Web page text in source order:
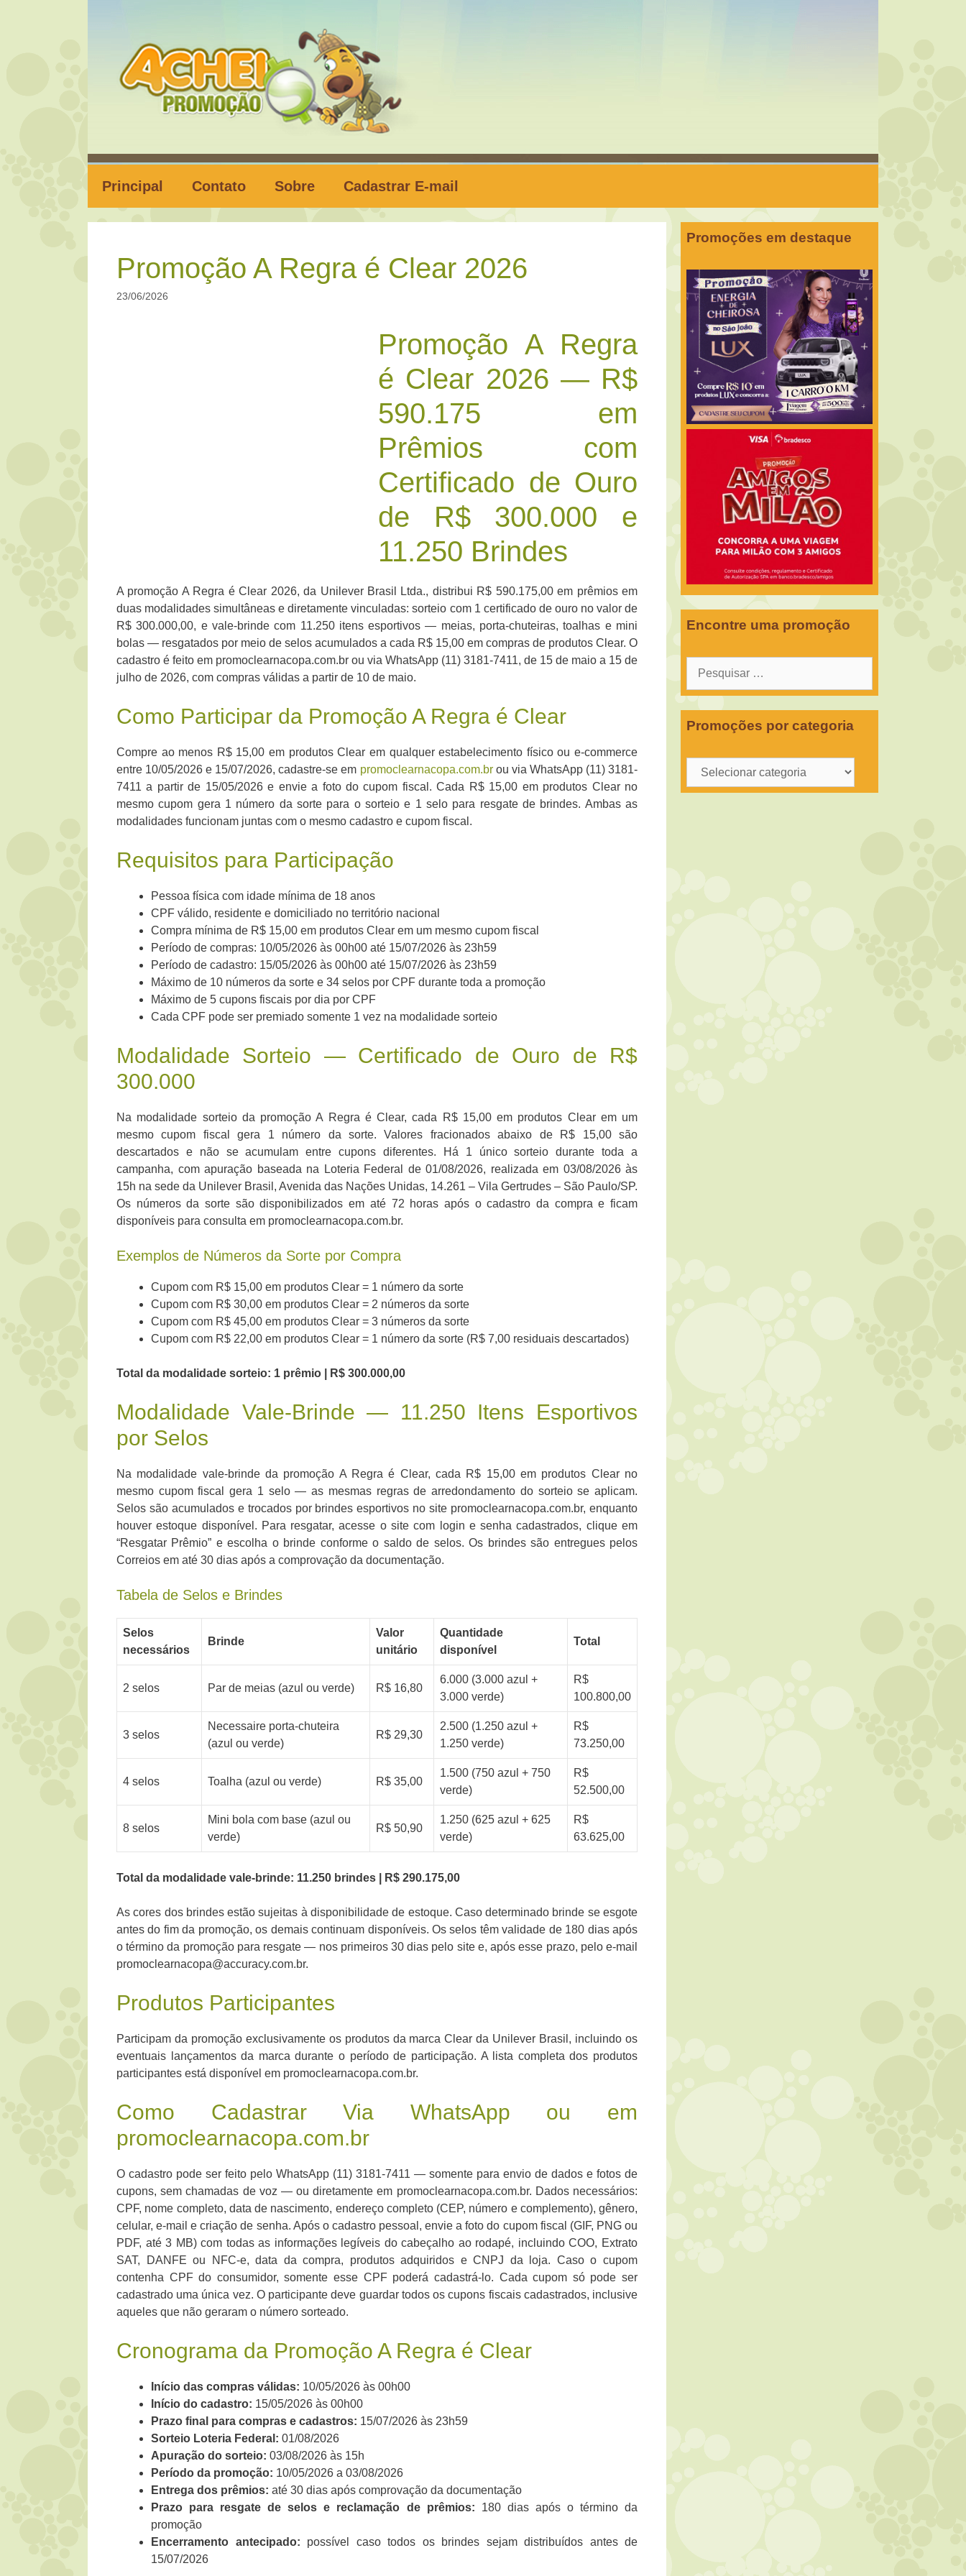
Principal Contato Sobre Cadastrar E-mail
Promoção A Regra é Clear 2026
23/06/2026
Promoção A Regra
é Clear 2026 — R$
590.175 em
Prêmios com
Certificado de Ouro
de R$ 300.000 e
11.250 Brindes
A promoção A Regra é Clear 2026, da Unilever Brasil Ltda., distribui R$ 590.175,00 em prêmios em
duas modalidades simultâneas e diretamente vinculadas: sorteio com 1 certificado de ouro no valor de
R$ 300.000,00, e vale-brinde com 11.250 itens esportivos — meias, porta-chuteiras, toalhas e mini
bolas — resgatados por meio de selos acumulados a cada R$ 15,00 em compras de produtos Clear. O
cadastro é feito em promoclearnacopa.com.br ou via WhatsApp (11) 3181-7411, de 15 de maio a 15 de
julho de 2026, com compras válidas a partir de 10 de maio.
Como Participar da Promoção A Regra é Clear
Compre ao menos R$ 15,00 em produtos Clear em qualquer estabelecimento físico ou e-commerce
entre 10/05/2026 e 15/07/2026, cadastre-se em promoclearnacopa.com.brou via WhatsApp (11) 3181-
7411 a partir de 15/05/2026 e envie a foto do cupom fiscal. Cada R$ 15,00 em produtos Clear no
mesmo cupom gera 1 número da sorte para o sorteio e 1 selo para resgate de brindes. Ambas as
modalidades funcionam juntas com o mesmo cadastro e cupom fiscal.
Requisitos para Participação
Pessoa física com idade mínima de 18 anos
CPF válido, residente e domiciliado no território nacional
Compra mínima de R$ 15,00 em produtos Clear em um mesmo cupom fiscal
Período de compras: 10/05/2026 às 00h00 até 15/07/2026 às 23h59
Período de cadastro: 15/05/2026 às 00h00 até 15/07/2026 às 23h59
Máximo de 10 números da sorte e 34 selos por CPF durante toda a promoção
Máximo de 5 cupons fiscais por dia por CPF
Cada CPF pode ser premiado somente 1 vez na modalidade sorteio
Modalidade Sorteio — Certificado de Ouro de R$
300.000
Na modalidade sorteio da promoção A Regra é Clear, cada R$ 15,00 em produtos Clear em um
mesmo cupom fiscal gera 1 número da sorte. Valores fracionados abaixo de R$ 15,00 são
descartados e não se acumulam entre cupons diferentes. Há 1 único sorteio durante toda a
campanha, com apuração baseada na Loteria Federal de 01/08/2026, realizada em 03/08/2026 às
15h na sede da Unilever Brasil, Avenida das Nações Unidas, 14.261 – Vila Gertrudes – São Paulo/SP.
Os números da sorte são disponibilizados em até 72 horas após o cadastro da compra e ficam
disponíveis para consulta em promoclearnacopa.com.br.
Exemplos de Números da Sorte por Compra
Cupom com R$ 15,00 em produtos Clear = 1 número da sorte
Cupom com R$ 30,00 em produtos Clear = 2 números da sorte
Cupom com R$ 45,00 em produtos Clear = 3 números da sorte
Cupom com R$ 22,00 em produtos Clear = 1 número da sorte (R$ 7,00 residuais descartados)
Total da modalidade sorteio: 1 prêmio | R$ 300.000,00
Modalidade Vale-Brinde — 11.250 Itens Esportivos
por Selos
Na modalidade vale-brinde da promoção A Regra é Clear, cada R$ 15,00 em produtos Clear no
mesmo cupom fiscal gera 1 selo — as mesmas regras de arredondamento do sorteio se aplicam.
Selos são acumulados e trocados por brindes esportivos no site promoclearnacopa.com.br, enquanto
houver estoque disponível. Para resgatar, acesse o site com login e senha cadastrados, clique em
“Resgatar Prêmio” e escolha o brinde conforme o saldo de selos. Os brindes são entregues pelos
Correios em até 30 dias após a comprovação da documentação.
Tabela de Selos e Brindes
Selos
necessários
Brinde
Valor
unitário
Quantidade
disponível
Total
2 selos Par de meias (azul ou verde) R$ 16,80
6.000 (3.000 azul +
3.000 verde)
R$
100.800,00
3 selos
Necessaire porta-chuteira
(azul ou verde)
R$ 29,30
2.500 (1.250 azul +
1.250 verde)
R$
73.250,00
4 selos Toalha (azul ou verde) R$ 35,00
1.500 (750 azul + 750
verde)
R$
52.500,00
8 selos
Mini bola com base (azul ou
verde)
R$ 50,90
1.250 (625 azul + 625
verde)
R$
63.625,00
Total da modalidade vale-brinde: 11.250 brindes | R$ 290.175,00
As cores dos brindes estão sujeitas à disponibilidade de estoque. Caso determinado brinde se esgote
antes do fim da promoção, os demais continuam disponíveis. Os selos têm validade de 180 dias após
o término da promoção para resgate — nos primeiros 30 dias pelo site e, após esse prazo, pelo e-mail
promoclearnacopa@accuracy.com.br.
Produtos Participantes
Participam da promoção exclusivamente os produtos da marca Clear da Unilever Brasil, incluindo os
eventuais lançamentos da marca durante o período de participação. A lista completa dos produtos
participantes está disponível em promoclearnacopa.com.br.
Como Cadastrar Via WhatsApp ou em
promoclearnacopa.com.br
O cadastro pode ser feito pelo WhatsApp (11) 3181-7411 — somente para envio de dados e fotos de
cupons, sem chamadas de voz — ou diretamente em promoclearnacopa.com.br. Dados necessários:
CPF, nome completo, data de nascimento, endereço completo (CEP, número e complemento), gênero,
celular, e-mail e criação de senha. Após o cadastro pessoal, envie a foto do cupom fiscal (GIF, PNG ou
PDF, até 3 MB) com todas as informações legíveis do cabeçalho ao rodapé, incluindo COO, Extrato
SAT, DANFE ou NFC-e, data da compra, produtos adquiridos e CNPJ da loja. Caso o cupom
contenha CPF do consumidor, somente esse CPF poderá cadastrá-lo. Cada cupom só pode ser
cadastrado uma única vez. O participante deve guardar todos os cupons fiscais cadastrados, inclusive
aqueles que não geraram o número sorteado.
Cronograma da Promoção A Regra é Clear
Início das compras válidas: 10/05/2026 às 00h00
Início do cadastro: 15/05/2026 às 00h00
Prazo final para compras e cadastros: 15/07/2026 às 23h59
Sorteio Loteria Federal: 01/08/2026
Apuração do sorteio: 03/08/2026 às 15h
Período da promoção: 10/05/2026 a 03/08/2026
Entrega dos prêmios: até 30 dias após comprovação da documentação
Prazo para resgate de selos e reclamação de prêmios: 180 dias após o término da
promoção
Encerramento antecipado: possível caso todos os brindes sejam distribuídos antes de
15/07/2026
Promoções em destaque
Encontre uma promoção
Pesquisar
Promoções por categoria
Promoções
por